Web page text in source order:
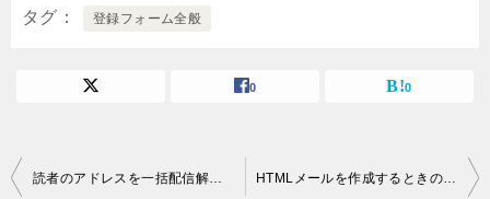
タグ 登録フォーム全般
0 0
投